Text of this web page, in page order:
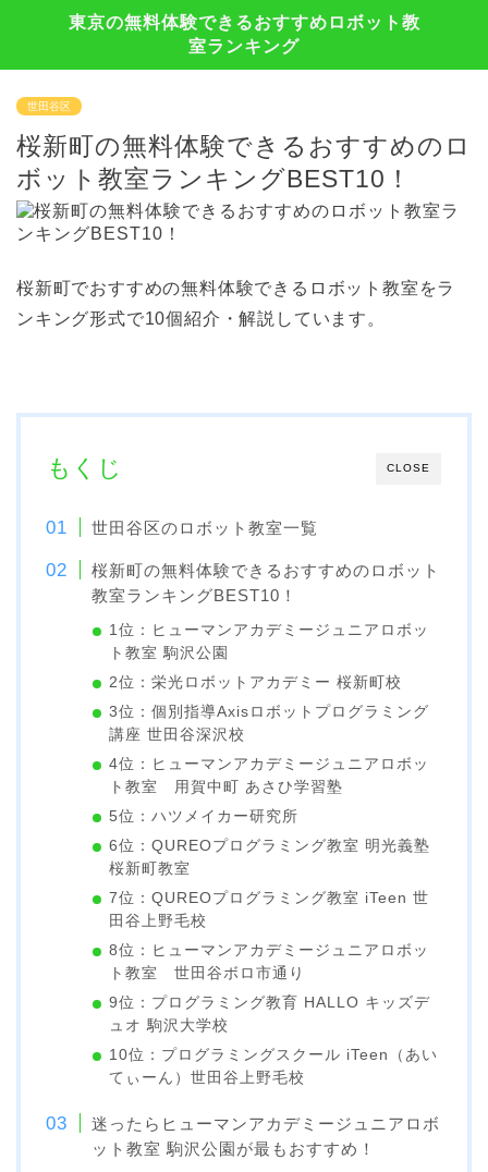
東京の無料体験できるおすすめロボット教
室ランキング
世田谷区
桜新町の無料体験できるおすすめのロ
ボット教室ランキングBEST10！
桜新町でおすすめの無料体験できるロボット教室をラ
ンキング形式で10個紹介・解説しています。
CLOSE
もくじ
世田谷区のロボット教室一覧
桜新町の無料体験できるおすすめのロボット
教室ランキングBEST10！
1位：ヒューマンアカデミージュニアロボッ
ト教室 駒沢公園
2位：栄光ロボットアカデミー 桜新町校
3位：個別指導Axisロボットプログラミング
講座 世田谷深沢校
4位：ヒューマンアカデミージュニアロボッ
ト教室 用賀中町 あさひ学習塾
5位：ハツメイカー研究所
6位：QUREOプログラミング教室 明光義塾
桜新町教室
7位：QUREOプログラミング教室 iTeen 世
田谷上野毛校
8位：ヒューマンアカデミージュニアロボッ
ト教室 世田谷ボロ市通り
9位：プログラミング教育 HALLO キッズデ
ュオ 駒沢大学校
10位：プログラミングスクール iTeen（あい
てぃーん）世田谷上野毛校
迷ったらヒューマンアカデミージュニアロボ
ット教室 駒沢公園が最もおすすめ！